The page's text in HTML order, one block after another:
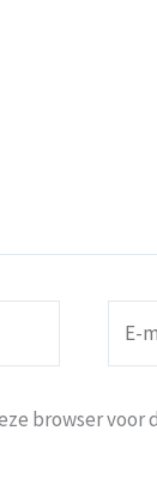
mail*
browser